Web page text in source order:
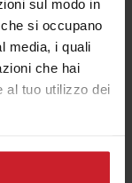
sul modo in
si occupano
media, i quali
che hai
al tuo utilizzo dei